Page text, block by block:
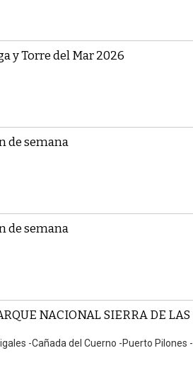
y Torre del Mar 2026
de semana
de semana
NACIONAL SIERRA DE LAS
-Cañada del Cuerno -Puerto Pilones -